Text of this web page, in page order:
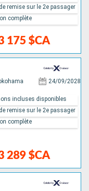
175 $CA
remise sur le 2e passager
complète
24/09/2028
289 $CA
incluses disponibles
remise sur le 2e passager
complète